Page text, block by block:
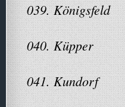
039. Königsfeld
040. Küpper
041. Kundorf